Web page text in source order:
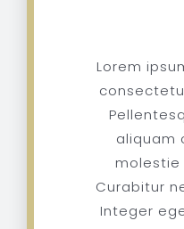
Lorem
aliquam
molestie
Curabitur
Integer